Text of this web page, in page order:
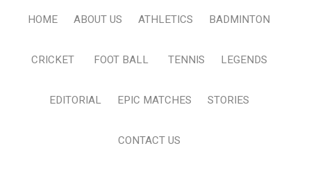
HOME ABOUT US ATHLETICS BADMINTON
CRICKET FOOT BALL TENNIS LEGENDS
EDITORIAL EPIC MATCHES STORIES
CONTACT US